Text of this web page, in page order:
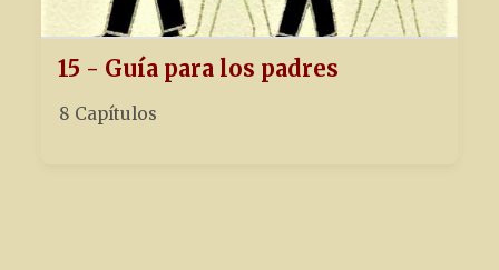
15 - Guía para los padres
8 Capítulos